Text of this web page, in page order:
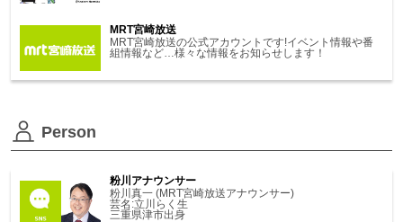
MRT宮崎放送
MRT宮崎放送の公式アカウントです!イベント情報や番
組情報など…様々な情報をお知らせします！
Person
粉川アナウンサー
粉川真一 (MRT宮崎放送アナウンサー)
芸名:立川らく生
三重県津市出身